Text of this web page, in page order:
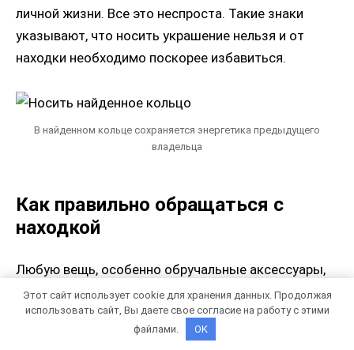
личной жизни. Все это неспроста. Такие знаки
указывают, что носить украшение нельзя и от
находки необходимо поскорее избавиться.
В найденном кольце сохраняется энергетика предыдущего
владельца
Как правильно обращаться с
находкой
Любую вещь, особенно обручальные аксессуары,
нужно чистить от сохранившейся на них
энергетики предыдущего владельца. Делается это
следующим способом:
Этот сайт использует cookie для хранения данных. Продолжая
использовать сайт, Вы даете свое согласие на работу с этими
файлами.
OK